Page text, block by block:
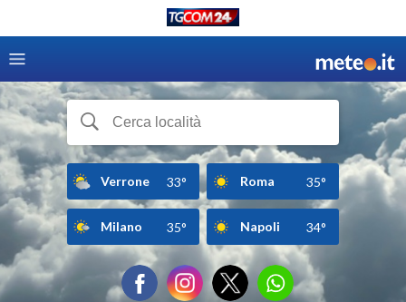
Verrone 33° Roma 35°
Milano 35° Napoli 34°